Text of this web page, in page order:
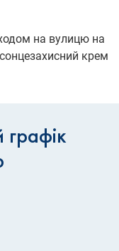
на вулицю на
крем